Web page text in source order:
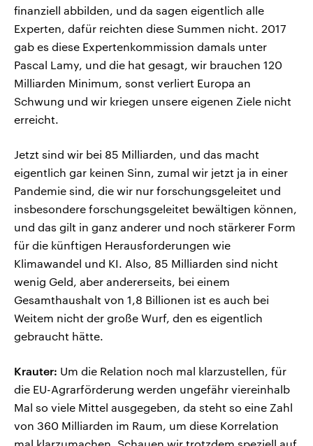
finanziell abbilden, und da sagen eigentlich alle
Experten, dafür reichten diese Summen nicht. 2017
gab es diese Expertenkommission damals unter
Pascal Lamy, und die hat gesagt, wir brauchen 120
Milliarden Minimum, sonst verliert Europa an
Schwung und wir kriegen unsere eigenen Ziele nicht
erreicht.
Jetzt sind wir bei 85 Milliarden, und das macht
eigentlich gar keinen Sinn, zumal wir jetzt ja in einer
Pandemie sind, die wir nur forschungsgeleitet und
insbesondere forschungsgeleitet bewältigen können,
und das gilt in ganz anderer und noch stärkerer Form
für die künftigen Herausforderungen wie
Klimawandel und KI. Also, 85 Milliarden sind nicht
wenig Geld, aber andererseits, bei einem
Gesamthaushalt von 1,8 Billionen ist es auch bei
Weitem nicht der große Wurf, den es eigentlich
gebraucht hätte.
Krauter: Um die Relation noch mal klarzustellen, für
die EU-Agrarförderung werden ungefähr viereinhalb
Mal so viele Mittel ausgegeben, da steht so eine Zahl
von 360 Milliarden im Raum, um diese Korrelation